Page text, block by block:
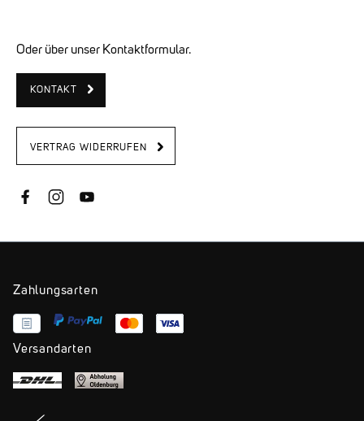
Oder über unser Kontaktformular.
KONTAKT
VERTRAG WIDERRUFEN
Zahlungsarten
Versandarten